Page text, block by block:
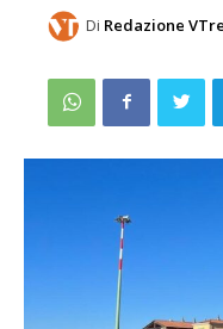
Di Redazione